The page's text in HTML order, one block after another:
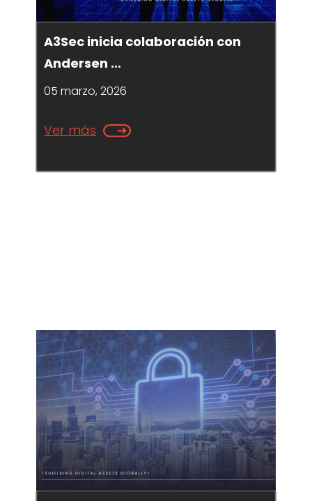
A3Sec inicia colaboración con
Andersen ...
05 marzo, 2026
Ver más